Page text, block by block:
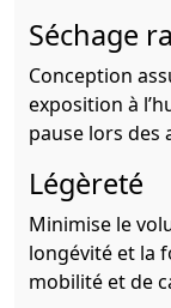
Séchage
Conception
exposition à
pause lors des
Légèreté
Minimise le
longévité et la
mobilité et de